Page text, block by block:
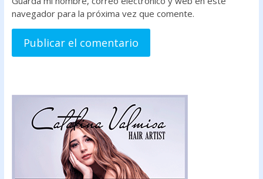
navegador para la próxima vez que comente.